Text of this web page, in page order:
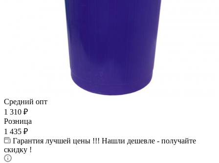
Средний опт
1 310 ₽
Розница
1 435 ₽
Гарантия лучшей цены !!! Нашли дешевле - получайте
скидку !